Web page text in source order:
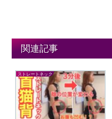
関連記事
ストレートネック